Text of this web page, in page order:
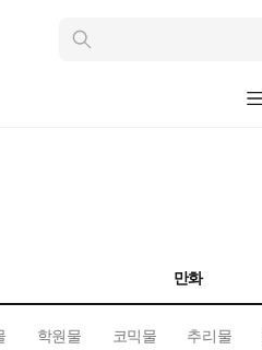
인
만화
학원물 코믹물 추리물